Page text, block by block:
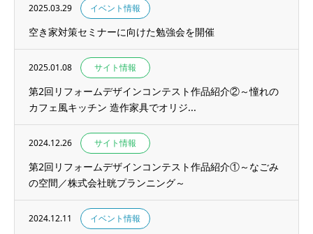
2025.03.29 イベント情報
空き家対策セミナーに向けた勉強会を開催
2025.01.08 サイト情報
第2回リフォームデザインコンテスト作品紹介②～憧れの
カフェ風キッチン 造作家具でオリジ...
2024.12.26 サイト情報
第2回リフォームデザインコンテスト作品紹介①～なごみ
の空間／株式会社晄プランニング～
2024.12.11 イベント情報